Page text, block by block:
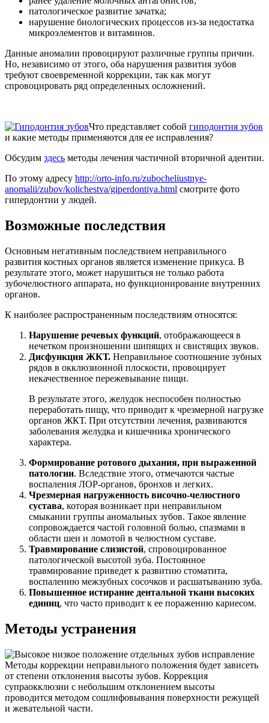
патологическое развитие зачатка;
нарушение биологических процессов из-за недостатка
микроэлементов и витаминов.
Данные аномалии провоцируют различные группы причин.
Но, независимо от этого, оба нарушения развития зубов
требуют своевременной коррекции, так как могут
спровоцировать ряд определенных осложнений.
Что представляет собой гиподонтия зубов
и какие методы применяются для ее исправления?
Обсудим здесь методы лечения частичной вторичной адентии.
По этому адресу http://orto-info.ru/zubocheliustnye-
anomalii/zubov/kolichestva/giperdontiya.html смотрите фото
гипердонтии у людей.
Возможные последствия
Основным негативным последствием неправильного
развития костных органов является изменение прикуса. В
результате этого, может нарушиться не только работа
зубочелюстного аппарата, но функционирование внутренних
органов.
К наиболее распространенным последствиям относятся:
Нарушение речевых функций, отображающееся в
нечетком произношении шипящих и свистящих звуков.
Дисфункция ЖКТ. Неправильное соотношение зубных
рядов в окклюзионной плоскости, провоцирует
некачественное пережевывание пищи.
В результате этого, желудок неспособен полностью
переработать пищу, что приводит к чрезмерной нагрузке
органов ЖКТ. При отсутствии лечения, развиваются
заболевания желудка и кишечника хронического
характера.
Формирование ротового дыхания, при выраженной
патологии. Вследствие этого, отмечаются частые
воспаления ЛОР-органов, бронхов и легких.
Чрезмерная нагруженность височно-челюстного
сустава, которая возникает при неправильном
смыкании группы аномальных зубов. Такое явление
сопровождается частой головной болью, спазмами в
области шеи и ломотой в челюстном суставе.
Травмирование слизистой, спровоцированное
патологической высотой зуба. Постоянное
травмирование приведет к развитию стоматита,
воспалению межзубных сосочков и расшатыванию зуба.
Повышенное истирание дентальной ткани высоких
единиц, что часто приводит к ее поражению кариесом.
Методы устранения
Методы коррекции неправильного положения будет зависеть
от степени отклонения высоты зубов. Коррекция
супраокклюзии с небольшим отклонением высоты
проводится методом сошлифовывания поверхности режущей
и жевательной части.